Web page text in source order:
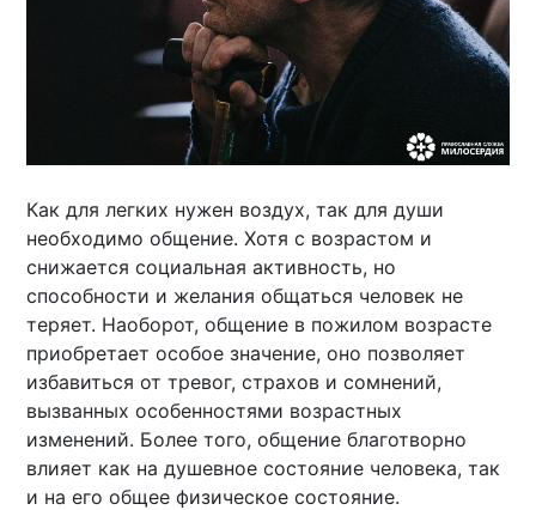
Как для легких нужен воздух, так для души
необходимо общение. Хотя с возрастом и
снижается социальная активность, но
способности и желания общаться человек не
теряет. Наоборот, общение в пожилом возрасте
приобретает особое значение, оно позволяет
избавиться от тревог, страхов и сомнений,
вызванных особенностями возрастных
изменений. Более того, общение благотворно
влияет как на душевное состояние человека, так
и на его общее физическое состояние.